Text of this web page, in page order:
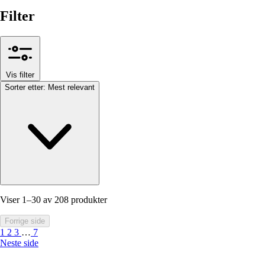
Filter
Vis filter
Sorter etter: Mest relevant
Viser 1–30 av 208 produkter
Forrige side
1 2 3 … 7
Neste side